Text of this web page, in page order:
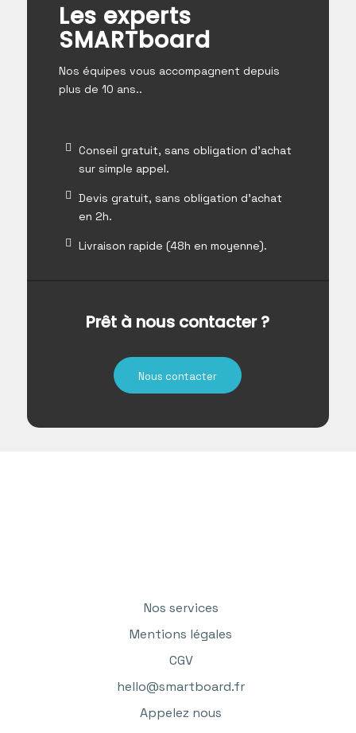
Les experts
SMARTboard
Nos équipes vous accompagnent depuis
plus de 10 ans..
Conseil gratuit, sans obligation d’achat
sur simple appel.
Devis gratuit, sans obligation d’achat
en 2h.
Livraison rapide (48h en moyenne).
Prêt à nous contacter ?
Nous contacter
Nos services
Mentions légales
CGV
hello@smartboard.fr
Appelez nous